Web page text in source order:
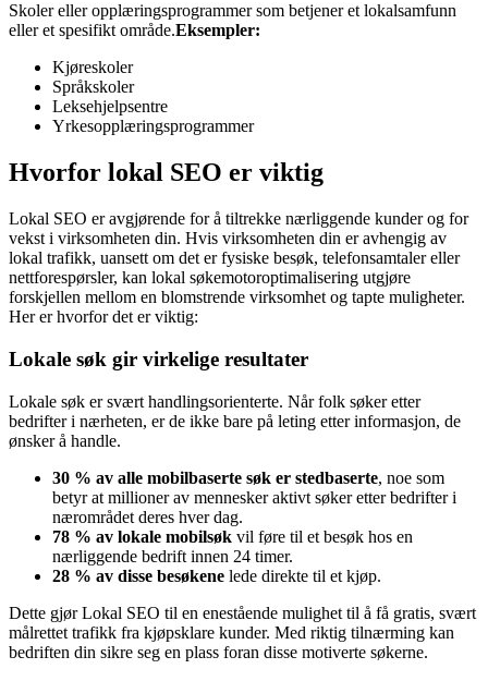
Skoler eller opplæringsprogrammer som betjener et lokalsamfunn
eller et spesifikt område.Eksempler:
Kjøreskoler
Språkskoler
Leksehjelpsentre
Yrkesopplæringsprogrammer
Hvorfor lokal SEO er viktig
Lokal SEO er avgjørende for å tiltrekke nærliggende kunder og for
vekst i virksomheten din. Hvis virksomheten din er avhengig av
lokal trafikk, uansett om det er fysiske besøk, telefonsamtaler eller
nettforespørsler, kan lokal søkemotoroptimalisering utgjøre
forskjellen mellom en blomstrende virksomhet og tapte muligheter.
Her er hvorfor det er viktig:
Lokale søk gir virkelige resultater
Lokale søk er svært handlingsorienterte. Når folk søker etter
bedrifter i nærheten, er de ikke bare på leting etter informasjon, de
ønsker å handle.
30 % av alle mobilbaserte søk er stedbaserte, noe som
betyr at millioner av mennesker aktivt søker etter bedrifter i
nærområdet deres hver dag.
78 % av lokale mobil­søk vil føre til et besøk hos en
nærliggende bedrift innen 24 timer.
28 % av disse besøkene lede direkte til et kjøp.
Dette gjør Lokal SEO til en enestående mulighet til å få gratis, svært
målrettet trafikk fra kjøpsklare kunder. Med riktig tilnærming kan
bedriften din sikre seg en plass foran disse motiverte søkerne.